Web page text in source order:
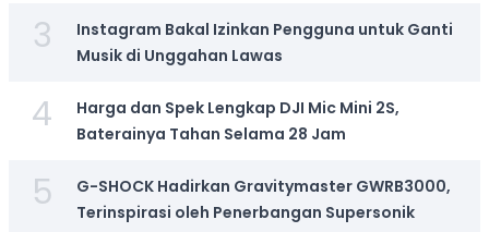
3
Instagram Bakal Izinkan Pengguna untuk Ganti
Musik di Unggahan Lawas
4
Harga dan Spek Lengkap DJI Mic Mini 2S,
Baterainya Tahan Selama 28 Jam
5
G-SHOCK Hadirkan Gravitymaster GWRB3000,
Terinspirasi oleh Penerbangan Supersonik